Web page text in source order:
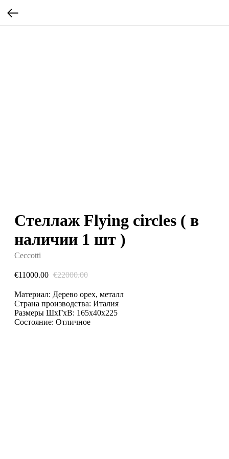
Стеллаж Flying circles ( в
наличии 1 шт )
Ceccotti
€11000.00 €22000.00
Материал: Дерево орех, металл
Страна производства: Италия
Размеры ШхГхВ: 165х40х225
Состояние: Отличное